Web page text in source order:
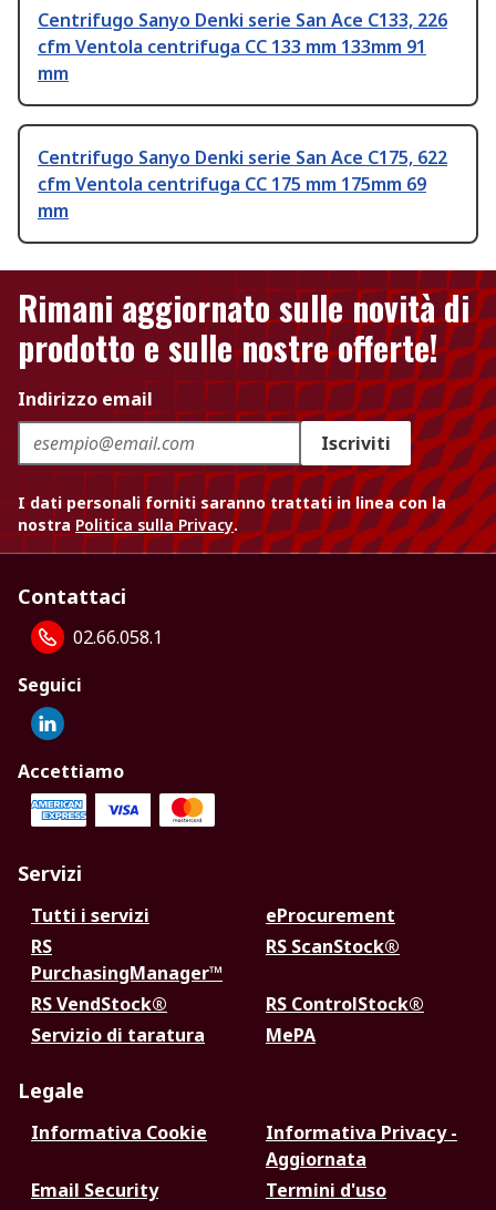
Centrifugo Sanyo Denki serie San Ace C133, 226
cfm Ventola centrifuga CC 133 mm 133mm 91
mm
Centrifugo Sanyo Denki serie San Ace C175, 622
cfm Ventola centrifuga CC 175 mm 175mm 69
mm
Rimani aggiornato sulle novità di
prodotto e sulle nostre offerte!
Indirizzo email
Iscriviti
I dati personali forniti saranno trattati in linea con la
nostra Politica sulla Privacy.
Contattaci
02.66.058.1
Seguici
Accettiamo
Servizi
Tutti i servizi
eProcurement
RS
PurchasingManager™
RS ScanStock®
RS VendStock®
RS ControlStock®
Servizio di taratura
MePA
Legale
Informativa Cookie
Informativa Privacy -
Aggiornata
Email Security
Termini d'uso